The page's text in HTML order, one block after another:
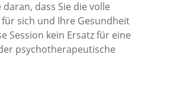
dass Sie die volle
sich und Ihre Gesundheit
Session kein Ersatz für eine
psychotherapeutische